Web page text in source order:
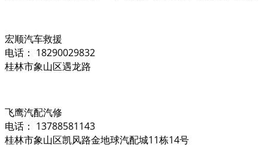
宏顺汽车救援
电话： 18290029832
桂林市象山区遇龙路
飞鹰汽配汽修
电话： 13788581143
桂林市象山区凯风路金地球汽配城11栋14号